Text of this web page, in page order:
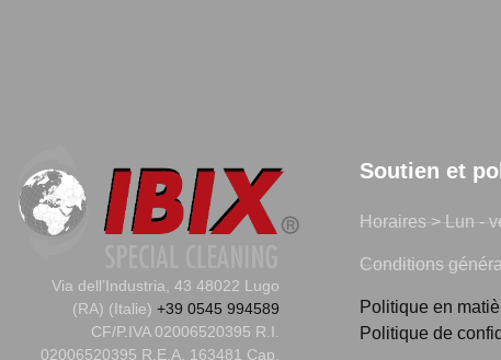
Via dell’Industria, 43 48022 Lugo
(RA) (Italie) +39 0545 994589
CF/P.IVA 02006520395 R.I.
02006520395 R.E.A. 163481 Cap.
Soutien et
Horaires > Lun -
Conditions
Politique en
Politique de